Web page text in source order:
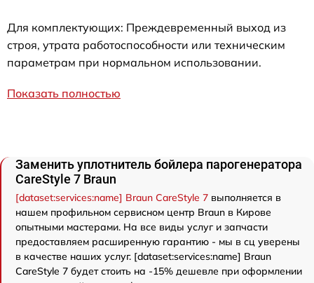
Для комплектующих: Преждевременный выход из
строя, утрата работоспособности или техническим
параметрам при нормальном использовании.
Показать полностью
Заменить уплотнитель бойлера парогенератора
CareStyle 7 Braun
[dataset:services:name] Braun CareStyle 7 выполняется в
нашем профильном сервисном центр Braun в Кирове
опытными мастерами. На все виды услуг и запчасти
предоставляем расширенную гарантию - мы в сц уверены
в качестве наших услуг. [dataset:services:name] Braun
CareStyle 7 будет стоить на -15% дешевле при оформлении